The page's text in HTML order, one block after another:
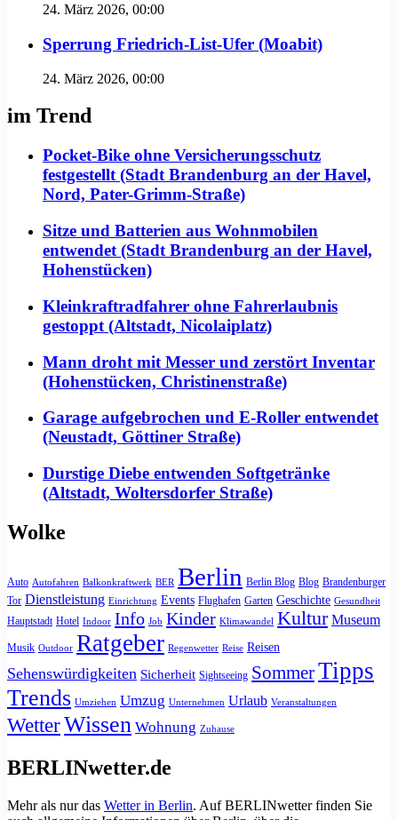
24. März 2026, 00:00
Sperrung Friedrich-List-Ufer (Moabit)
24. März 2026, 00:00
im Trend
Pocket-Bike ohne Versicherungsschutz
festgestellt (Stadt Brandenburg an der Havel,
Nord, Pater-Grimm-Straße)
Sitze und Batterien aus Wohnmobilen
entwendet (Stadt Brandenburg an der Havel,
Hohenstücken)
Kleinkraftradfahrer ohne Fahrerlaubnis
gestoppt (Altstadt, Nicolaiplatz)
Mann droht mit Messer und zerstört Inventar
(Hohenstücken, Christinenstraße)
Garage aufgebrochen und E-Roller entwendet
(Neustadt, Göttiner Straße)
Durstige Diebe entwenden Softgetränke
(Altstadt, Woltersdorfer Straße)
Wolke
Auto Autofahren Balkonkraftwerk BER Berlin Berlin Blog Blog Brandenburger
Tor Dienstleistung Einrichtung Events Flughafen Garten Geschichte Gesundheit
Hauptstadt Hotel Indoor Info Job Kinder Klimawandel Kultur Museum
Musik Outdoor Ratgeber Regenwetter Reise Reisen
Sehenswürdigkeiten Sicherheit Sightseeing SommerTipps
Trends Umziehen Umzug Unternehmen Urlaub Veranstaltungen
WetterWissen Wohnung Zuhause
BERLINwetter.de
Mehr als nur das Wetter in Berlin. Auf BERLINwetter finden Sie